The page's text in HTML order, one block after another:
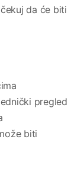
da će biti
pregled
biti